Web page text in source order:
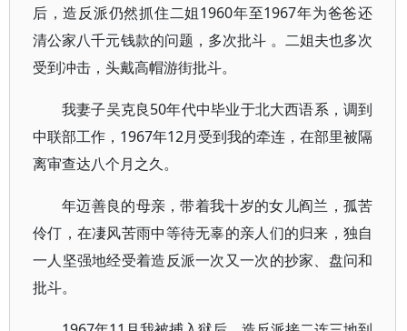
后，造反派仍然抓住二姐1960年至1967年为爸爸还
清公家八千元钱款的问题，多次批斗 。二姐夫也多次
受到冲击，头戴高帽游街批斗。
我妻子吴克良50年代中毕业于北大西语系，调到
中联部工作，1967年12月受到我的牵连，在部里被隔
离审查达八个月之久。
年迈善良的母亲，带着我十岁的女儿阎兰，孤苦
伶仃，在凄风苦雨中等待无辜的亲人们的归来，独自
一人坚强地经受着造反派一次又一次的抄家、盘问和
批斗。